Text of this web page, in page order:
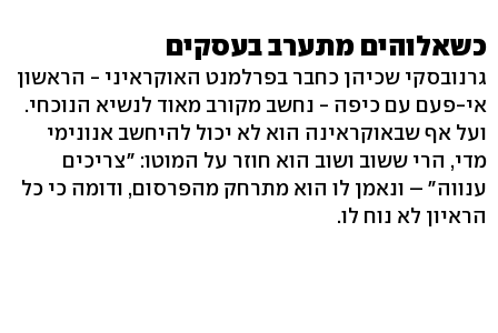
כשאלוהים מתערב בעסקים
גרנובסקי שכיהן כחבר בפרלמנט האוקראיני - הראשון
אי-פעם עם כיפה - נחשב מקורב מאוד לנשיא הנוכחי.
ועל אף שבאוקראינה הוא לא יכול להיחשב אנונימי
מדי, הרי ששוב ושוב הוא חוזר על המוטו: "צריכים
ענווה" – ונאמן לו הוא מתרחק מהפרסום, ודומה כי כל
הראיון לא נוח לו.